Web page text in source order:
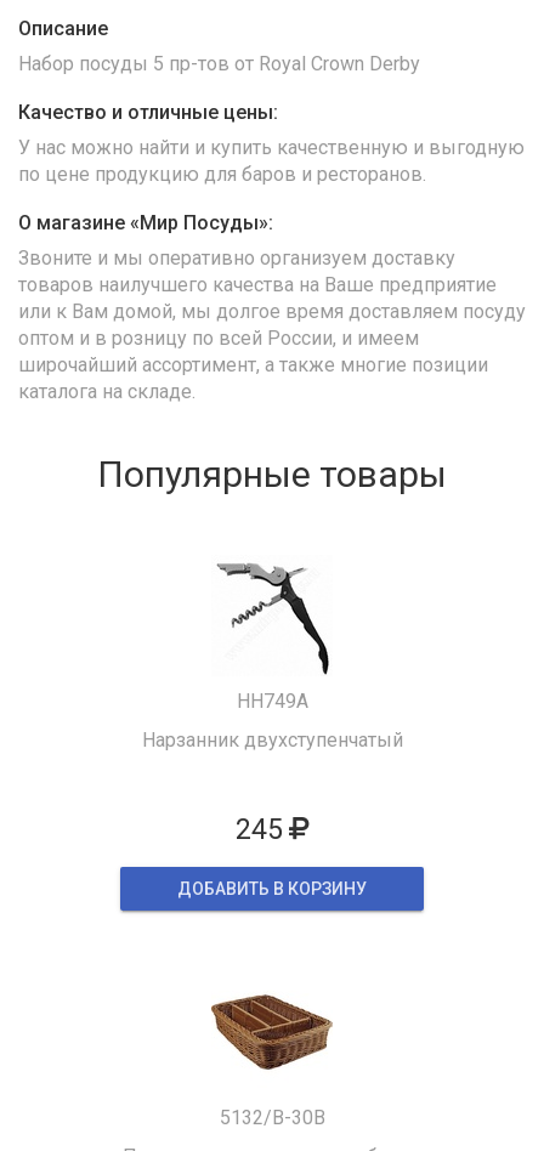
Описание
Набор посуды 5 пр-тов от Royal Crown Derby
Качество и отличные цены:
У нас можно найти и купить качественную и выгодную
по цене продукцию для баров и ресторанов.
О магазине «Мир Посуды»:
Звоните и мы оперативно организуем доставку
товаров наилучшего качества на Ваше предприятие
или к Вам домой, мы долгое время доставляем посуду
оптом и в розницу по всей России, и имеем
широчайший ассортимент, а также многие позиции
каталога на складе.
Популярные товары
HH749A
Нарзанник двухступенчатый
245
ДОБАВИТЬ В КОРЗИНУ
5132/B-30B